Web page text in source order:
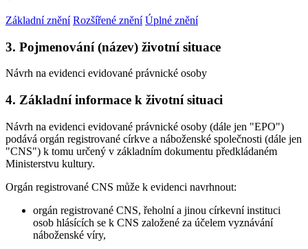
Základní znění Rozšířené znění Úplné znění
3. Pojmenování (název) životní situace
Návrh na evidenci evidované právnické osoby
4. Základní informace k životní situaci
Návrh na evidenci evidované právnické osoby (dále jen "EPO")
podává orgán registrované církve a náboženské společnosti (dále jen
"CNS") k tomu určený v základním dokumentu předkládaném
Ministerstvu kultury.
Orgán registrované CNS může k evidenci navrhnout:
orgán registrované CNS, řeholní a jinou církevní instituci
osob hlásících se k CNS založené za účelem vyznávání
náboženské víry,